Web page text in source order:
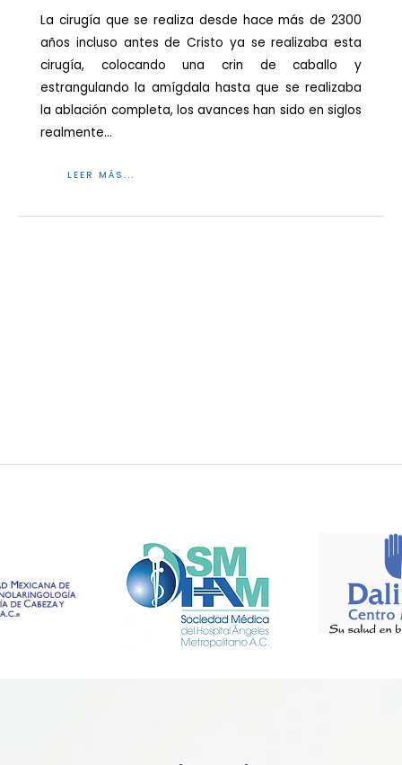
La cirugía que se realiza desde hace más de 2300
años incluso antes de Cristo ya se realizaba esta
cirugía, colocando una crin de caballo y
estrangulando la amígdala hasta que se realizaba
la ablación completa, los avances han sido en siglos
realmente…
LEER MÁS...